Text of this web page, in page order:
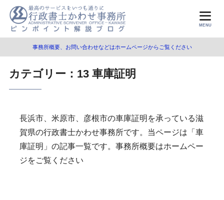
MENU
事務所概要、お問い合わせなどはホームページからご覧ください
カテゴリー：13 車庫証明
長浜市、米原市、彦根市の車庫証明を承っている滋
賀県の行政書士かわせ事務所です。当ページは「車
庫証明」の記事一覧です。事務所概要はホームペー
ジをご覧ください